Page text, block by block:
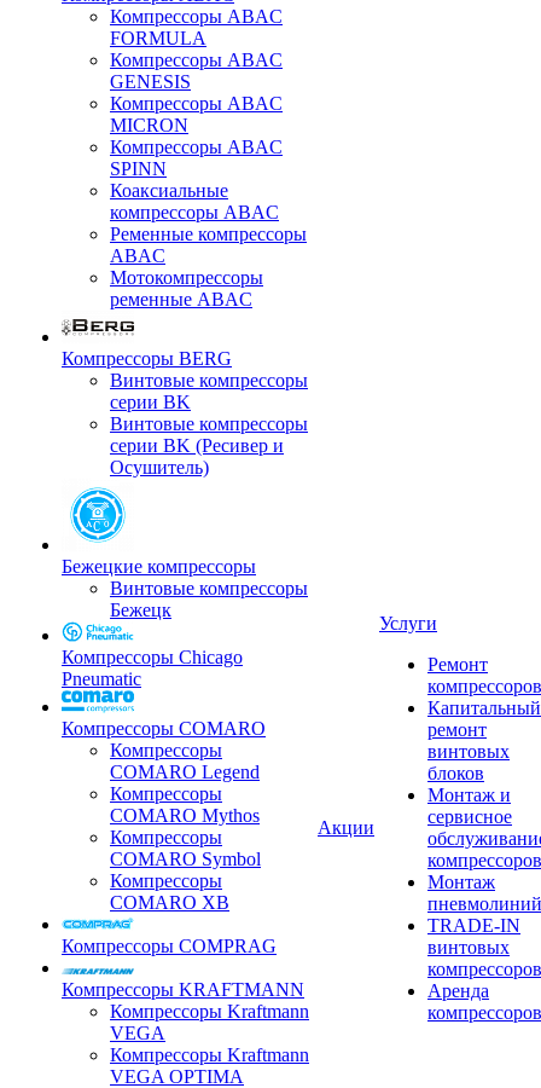
Компрессоры ABAC
FORMULA
Компрессоры ABAC
GENESIS
Компрессоры ABAC
MICRON
Компрессоры ABAC
SPINN
Коаксиальные
компрессоры ABAC
Ременные компрессоры
ABAC
Мотокомпрессоры
ременные ABAC
Компрессоры BERG
Винтовые компрессоры
серии BK
Винтовые компрессоры
серии BK (Ресивер и
Осушитель)
Бежецкие компрессоры
Винтовые компрессоры
Бежецк
Компрессоры Chicago
Pneumatic
Компрессоры COMARO
Компрессоры
COMARO Legend
Компрессоры
COMARO Mythos
Компрессоры
COMARO Symbol
Компрессоры
COMARO XB
Компрессоры COMPRAG
Компрессоры KRAFTMANN
Компрессоры Kraftmann
VEGA
Компрессоры Kraftmann
VEGA OPTIMA
Акции
Услуги
Ремонт
компрессоров
Капитальный
ремонт
винтовых
блоков
Монтаж и
сервисное
компрессоров
Монтаж
пневмолиний
TRADE-IN
винтовых
компрессоров
Аренда
компрессоров